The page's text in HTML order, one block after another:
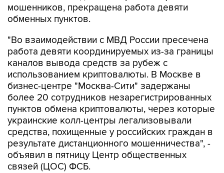
мошенников, прекращена работа девяти
обменных пунктов.
"Во взаимодействии с МВД России пресечена
работа девяти координируемых из-за границы
каналов вывода средств за рубеж с
использованием криптовалюты. В Москве в
бизнес-центре "Москва-Сити" задержаны
более 20 сотрудников незарегистрированных
пунктов обмена криптовалюты, через которые
украинские колл-центры легализовывали
средства, похищенные у российских граждан в
результате дистанционного мошенничества", -
объявил в пятницу Центр общественных
связей (ЦОС) ФСБ.